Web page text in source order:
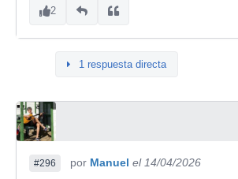
2
1 respuesta directa
#296 por Manuel el 14/04/2026